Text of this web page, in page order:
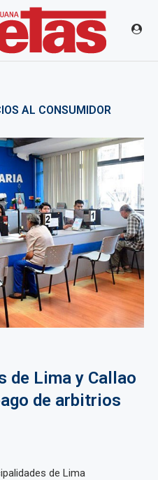
AL CONSUMIDOR
de Lima y Callao
de arbitrios
de Lima